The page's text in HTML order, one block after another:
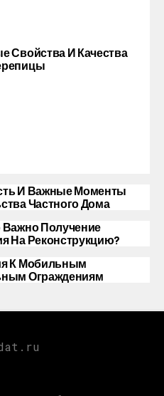
Свойства И Качества
И Важные Моменты
Частного Дома
Важно Получение
На Реконструкцию?
К Мобильным
Ограждениям